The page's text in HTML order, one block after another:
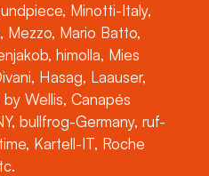
Minotti-Italy,
Mezzo, Mario Batto,
himolla, Mies
Hasag, Laauser,
Wellis, Canapés
bullfrog-Germany, ruf-
Kartell-IT, Roche